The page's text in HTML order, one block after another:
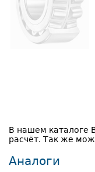
В нашем каталоге
расчёт. Так же
Аналоги